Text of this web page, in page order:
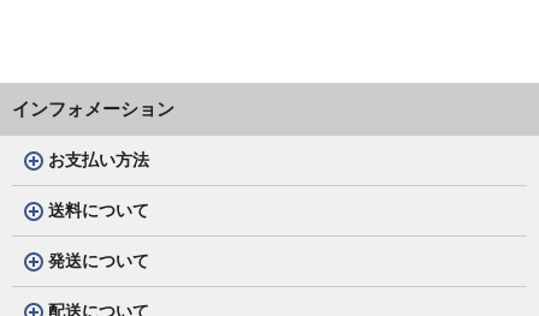
インフォメーション
お支払い方法
送料について
発送について
配送について